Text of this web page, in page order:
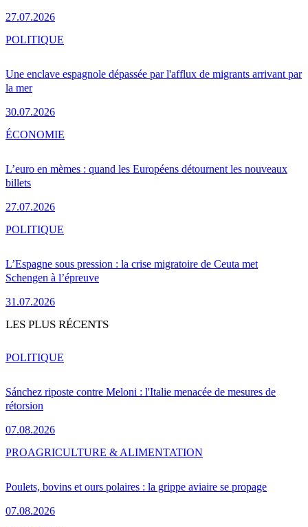
27.07.2026
Une enclave espagnole dépassée par l'afflux de migrants arrivant par
la mer
30.07.2026
POLITIQUE
L’euro en mèmes : quand les Européens détournent les nouveaux
billets
27.07.2026
ÉCONOMIE
L’Espagne sous pression : la crise migratoire de Ceuta met
Schengen à l’épreuve
31.07.2026
POLITIQUE
LES PLUS RÉCENTS
Sánchez riposte contre Meloni : l'Italie menacée de mesures de
rétorsion
07.08.2026
POLITIQUE
Poulets, bovins et ours polaires : la grippe aviaire se propage
07.08.2026
PROAGRICULTURE & ALIMENTATION